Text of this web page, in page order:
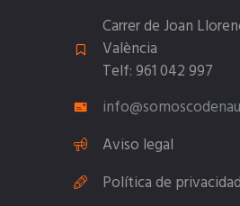
Carrer de Joan
València
Telf: 961 042 997
Aviso legal
Política de privacidad